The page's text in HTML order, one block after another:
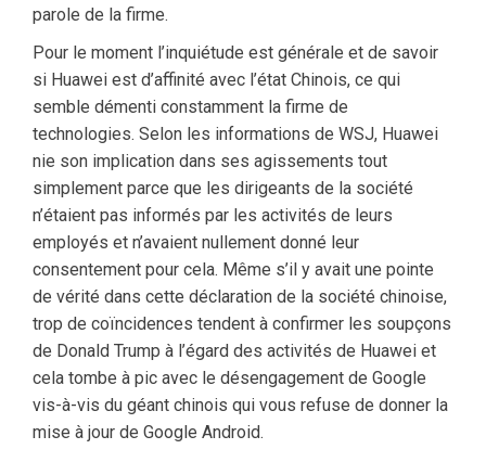
parole de la firme.
Pour le moment l’inquiétude est générale et de savoir
si Huawei est d’affinité avec l’état Chinois, ce qui
semble démenti constamment la firme de
technologies. Selon les informations de WSJ, Huawei
nie son implication dans ses agissements tout
simplement parce que les dirigeants de la société
n’étaient pas informés par les activités de leurs
employés et n’avaient nullement donné leur
consentement pour cela. Même s’il y avait une pointe
de vérité dans cette déclaration de la société chinoise,
trop de coïncidences tendent à confirmer les soupçons
de Donald Trump à l’égard des activités de Huawei et
cela tombe à pic avec le désengagement de Google
vis-à-vis du géant chinois qui vous refuse de donner la
mise à jour de Google Android.